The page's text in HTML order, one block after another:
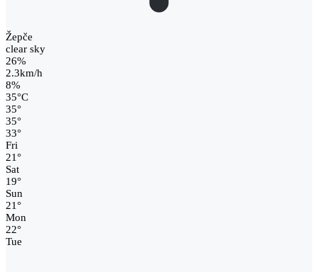
Žepče
clear sky
26%
2.3km/h
8%
35°C
35°
35°
33°
Fri
21°
Sat
19°
Sun
21°
Mon
22°
Tue